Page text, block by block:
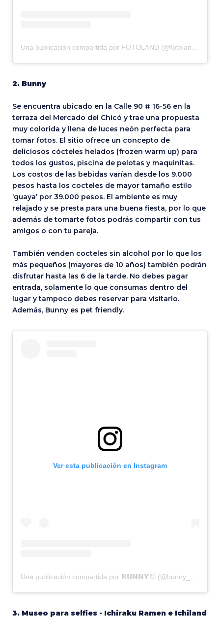
2. Bunny
Se encuentra ubicado en la Calle 90 # 16-56 en la
terraza del Mercado del Chicó y trae una propuesta
muy colorida y llena de luces neón perfecta para
tomar fotos. El sitio ofrece un concepto de
deliciosos cócteles helados (frozen warm up) para
todos los gustos, piscina de pelotas y maquinitas.
Los costos de las bebidas varían desde los 9.000
pesos hasta los cocteles de mayor tamaño estilo
‘guaya’ por 39.000 pesos. El ambiente es muy
relajado y se presta para una buena fiesta, por lo que
además de tomarte fotos podrás compartir con tus
amigos o con tu pareja.
También venden cocteles sin alcohol por lo que los
más pequeños (mayores de 10 años) también podrán
disfrutar hasta las 6 de la tarde. No debes pagar
entrada, solamente lo que consumas dentro del
lugar y tampoco debes reservar para visitarlo.
Además, Bunny es pet friendly.
Ver esta publicación en Instagram
3. Museo para selfies - Ichiraku Ramen e Ichiland